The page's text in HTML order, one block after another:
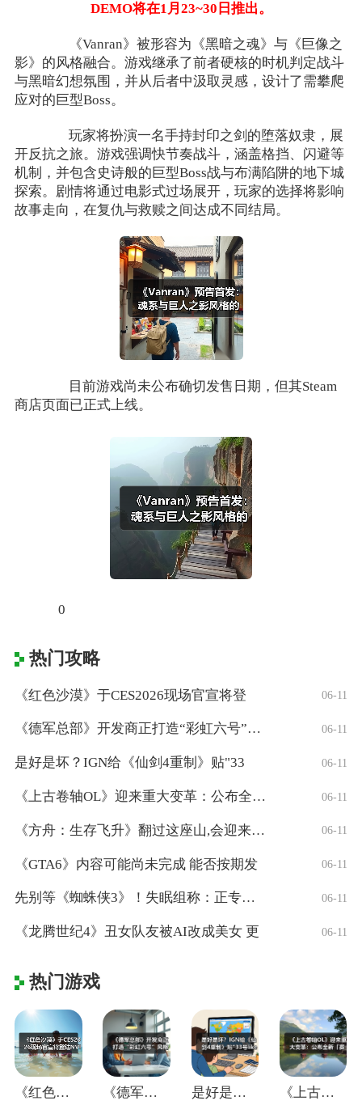
DEMO将在1月23~30日推出。
《Vanran》被形容为《黑暗之魂》与《巨像之
影》的风格融合。游戏继承了前者硬核的时机判定战斗
与黑暗幻想氛围，并从后者中汲取灵感，设计了需攀爬
应对的巨型Boss。
玩家将扮演一名手持封印之剑的堕落奴隶，展
开反抗之旅。游戏强调快节奏战斗，涵盖格挡、闪避等
机制，并包含史诗般的巨型Boss战与布满陷阱的地下城
探索。剧情将通过电影式过场展开，玩家的选择将影响
故事走向，在复仇与救赎之间达成不同结局。
目前游戏尚未公布确切发售日期，但其Steam
商店页面已正式上线。
0
热门攻略
《红色沙漠》于CES2026现场官宣将登 06-11
《德军总部》开发商正打造“彩虹六号”风格 06-11
是好是坏？IGN给《仙剑4重制》贴"33 06-11
《上古卷轴OL》迎来重大变革：公布全新「 06-11
《方舟：生存飞升》翻过这座山,会迎来真正 06-11
《GTA6》内容可能尚未完成 能否按期发 06-11
先别等《蜘蛛侠3》！失眠组称：正专注打造 06-11
《龙腾世纪4》丑女队友被AI改成美女 更 06-11
热门游戏
《红色沙漠》于CES2026现场官宣将登 《德军总部》开发商正打造“彩虹六号”风格 是好是坏？IGN给《仙剑4重制》贴"33 《上古卷轴OL》迎来重大变革：公布全新「